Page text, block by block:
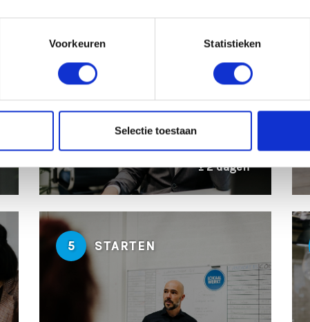
Voorkeuren Statistieken
Selectie toestaan
± 2 dagen
5 STARTEN